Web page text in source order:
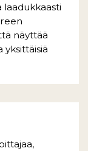
näyttää
yksittäisiä